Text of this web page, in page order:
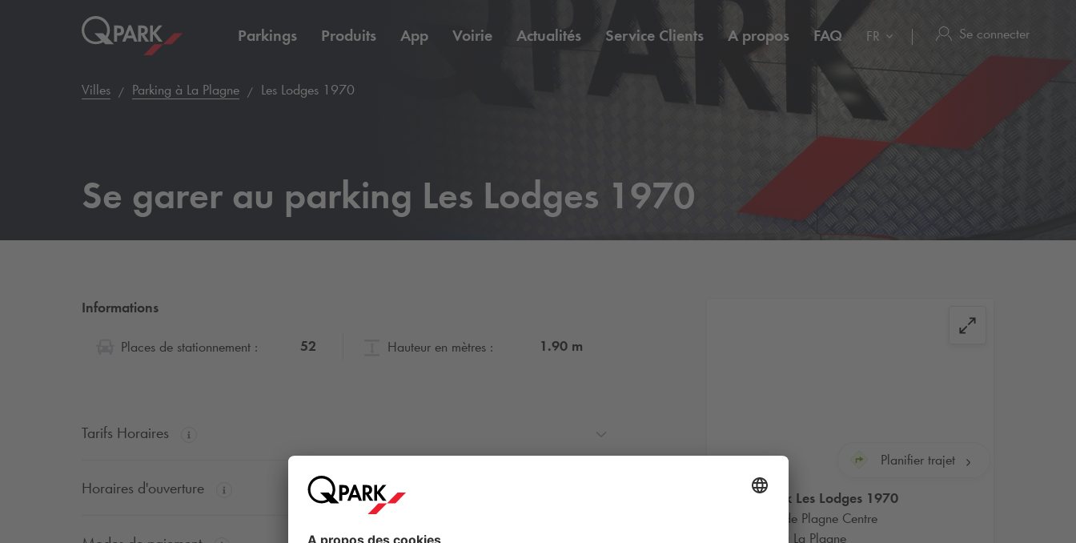
Parkings Produits App Voirie Actualités Service Clients A propos FAQ FR Se connecter
Villes Parking à La Plagne Les Lodges 1970
Se garer au parking Les Lodges 1970
Planifier trajet
Q-ParkLes Lodges 1970
Route de Plagne Centre
73210 La Plagne
Informations
Places de stationnement : 52 Hauteur en mètres : 1.90 m
Tarifs Horaires
Horaires d'ouverture